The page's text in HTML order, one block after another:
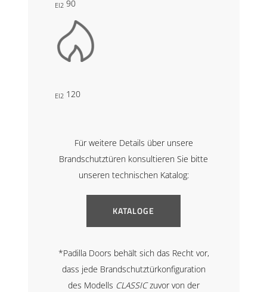
EI2 90
EI2 120
Für weitere Details über unsere
Brandschutztüren konsultieren Sie bitte
unseren technischen Katalog:
KATALOGE
*Padilla Doors behält sich das Recht vor,
dass jede Brandschutztürkonfiguration
des Modells CLASSICzuvor von der